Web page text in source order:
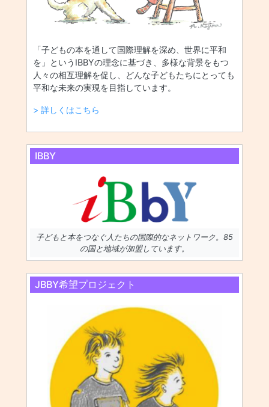
「子どもの本を通して国際理解を深め、世界に平和
を」というIBBYの理念に基づき、多様な背景をもつ
人々の相互理解を促し、どんな子どもたちにとっても
平和な未来の実現を目指しています。
> 詳しくはこちら
IBBY
子どもと本をつなぐ人たちの国際的なネットワーク。85
の国と地域が加盟しています。
JBBY希望プロジェクト